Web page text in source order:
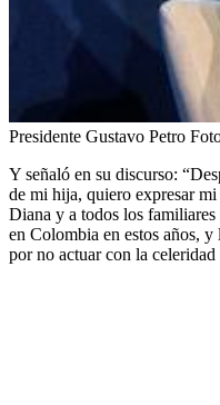
Presidente Gustavo Petro
Y señaló en su discurso:
de mi hija, quiero expresar
Diana y a todos los
en Colombia en estos años,
por no actuar con la celeridad